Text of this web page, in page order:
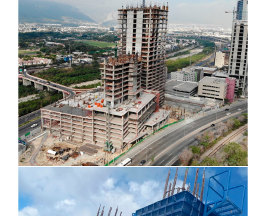
Torre Ávalon, Monterrey
Tren Maya